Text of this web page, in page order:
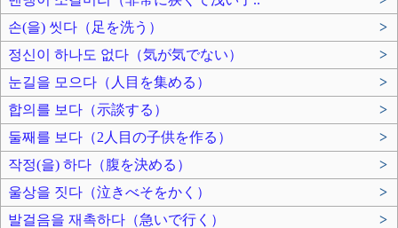
손(을) 씻다（足を洗う）
>
정신이 하나도 없다（気が気でない）
>
눈길을 모으다（人目を集める）
>
합의를 보다（示談する）
>
둘째를 보다（2人目の子供を作る）
>
작정(을) 하다（腹を決める）
>
울상을 짓다（泣きべそをかく）
>
발걸음을 재촉하다（急いで行く）
>